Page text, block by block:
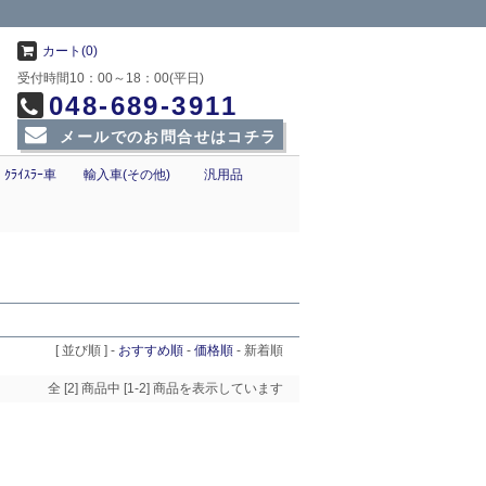
カート(0)
受付時間10：00～18：00(平日)
048-689-3911
メールでのお問合せはコチラ
ｸﾗｲｽﾗｰ車 輸入車(その他) 汎用品
[ 並び順 ] - おすすめ順 - 価格順 - 新着順
全 [2] 商品中 [1-2] 商品を表示しています